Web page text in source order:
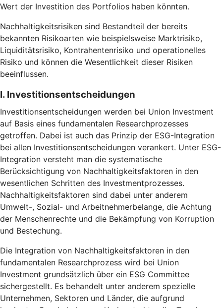
Wert der Investition des Portfolios haben könnten.
Nachhaltigkeitsrisiken sind Bestandteil der bereits
bekannten Risikoarten wie beispielsweise Marktrisiko,
Liquiditätsrisiko, Kontrahentenrisiko und operationelles
Risiko und können die Wesentlichkeit dieser Risiken
beeinflussen.
I. Investitionsentscheidungen
Investitionsentscheidungen werden bei Union Investment
auf Basis eines fundamentalen Researchprozesses
getroffen. Dabei ist auch das Prinzip der ESG-Integration
bei allen Investitionsentscheidungen verankert. Unter ESG-
Integration versteht man die systematische
Berücksichtigung von Nachhaltigkeitsfaktoren in den
wesentlichen Schritten des Investmentprozesses.
Nachhaltigkeitsfaktoren sind dabei unter anderem
Umwelt-, Sozial- und Arbeitnehmerbelange, die Achtung
der Menschenrechte und die Bekämpfung von Korruption
und Bestechung.
Die Integration von Nachhaltigkeitsfaktoren in den
fundamentalen Researchprozess wird bei Union
Investment grundsätzlich über ein ESG Committee
sichergestellt. Es behandelt unter anderem spezielle
Unternehmen, Sektoren und Länder, die aufgrund